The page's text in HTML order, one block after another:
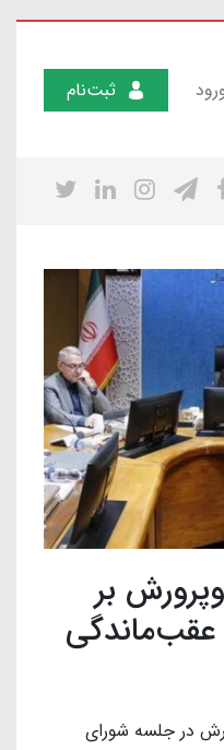
ثبت‌نام
بر
عقب‌ماندگی
در جلسه شورای